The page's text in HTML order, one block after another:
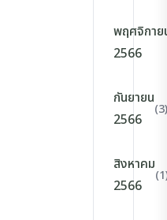
พฤศจิกาย
2566
กันยายน
2566
(3)
สิงหาคม
2566